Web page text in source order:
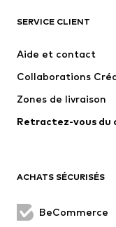
Nouveautés
Lingerie
Manteaux
Occasions spéciales
SERVICE CLIENT
Aide et contact
Collaborations
Zones de livraison
Retractez-vous du
ACHATS SÉCURISÉS
BeCommerce